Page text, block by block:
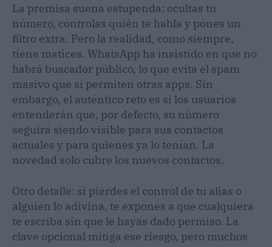
La premisa suena estupenda: ocultas tu
número, controlas quién te habla y pones un
filtro extra. Pero la realidad, como siempre,
tiene matices. WhatsApp ha insistido en que no
habrá buscador público, lo que evita el spam
masivo que sí permiten otras apps. Sin
embargo, el auténtico reto es si los usuarios
entenderán que, por defecto, su número
seguirá siendo visible para sus contactos
actuales y para quienes ya lo tenían. La
novedad solo cubre los nuevos contactos.
Otro detalle: si pierdes el control de tu alias o
alguien lo adivina, te expones a que cualquiera
te escriba sin que le hayas dado permiso. La
clave opcional mitiga ese riesgo, pero muchos